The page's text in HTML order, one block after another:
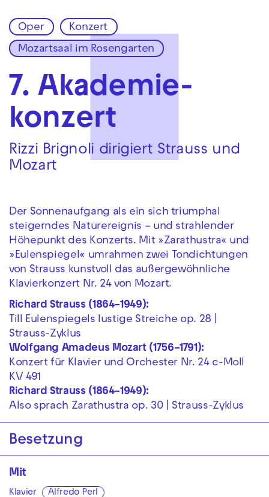
Zur Hauptnavigation springen
Zum Hauptinhalt springen Zum Footer springen
Oper Konzert
Mozartsaal im Rosengarten
7. Akademie­
konzert
Rizzi Brignoli dirigiert Strauss und
Mozart
Der Sonnenaufgang als ein sich triumphal
steigerndes Naturereignis – und strahlender
Höhepunkt des Konzerts. Mit »Zarathustra« und
»Eulenspiegel« umrahmen zwei Tondichtungen
von Strauss kunstvoll das außergewöhnliche
Klavierkonzert Nr. 24 von Mozart.
Richard Strauss (1864–1949):
Till Eulenspiegels lustige Streiche op. 28 |
Strauss-Zyklus
Wolfgang Amadeus Mozart (1756–1791):
Konzert für Klavier und Orchester Nr. 24 c-Moll
KV 491
Richard Strauss (1864–1949):
Also sprach Zarathustra op. 30 | Strauss-Zyklus
Besetzung
Mit
Klavier Alfredo Perl